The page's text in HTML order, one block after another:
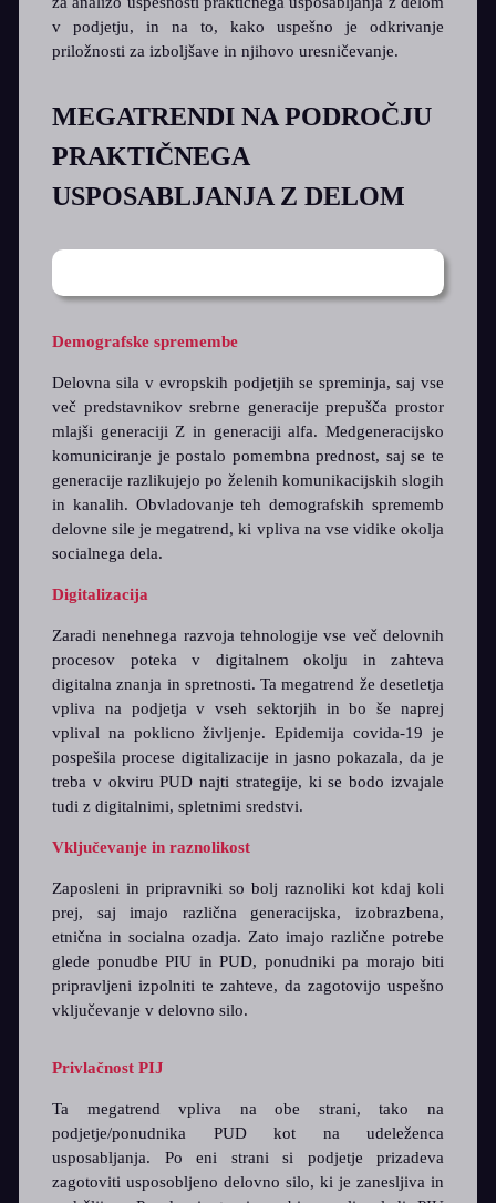
v podjetju, in na to, kako uspešno je odkrivanje
priložnosti za izboljšave in njihovo uresničevanje.
MEGATRENDI NA PODROČJU
PRAKTIČNEGA
USPOSABLJANJA Z DELOM
Demografske spremembe
Delovna sila v evropskih podjetjih se spreminja, saj vse
več predstavnikov srebrne generacije prepušča prostor
mlajši generaciji Z in generaciji alfa. Medgeneracijsko
komuniciranje je postalo pomembna prednost, saj se te
generacije razlikujejo po želenih komunikacijskih slogih
in kanalih. Obvladovanje teh demografskih sprememb
delovne sile je megatrend, ki vpliva na vse vidike okolja
socialnega dela.
Digitalizacija
Zaradi nenehnega razvoja tehnologije vse več delovnih
procesov poteka v digitalnem okolju in zahteva
digitalna znanja in spretnosti. Ta megatrend že desetletja
vpliva na podjetja v vseh sektorjih in bo še naprej
vplival na poklicno življenje. Epidemija covida-19 je
pospešila procese digitalizacije in jasno pokazala, da je
treba v okviru PUD najti strategije, ki se bodo izvajale
tudi z digitalnimi, spletnimi sredstvi.
Vključevanje in raznolikost
Zaposleni in pripravniki so bolj raznoliki kot kdaj koli
prej, saj imajo različna generacijska, izobrazbena,
etnična in socialna ozadja. Zato imajo različne potrebe
glede ponudbe PIU in PUD, ponudniki pa morajo biti
pripravljeni izpolniti te zahteve, da zagotovijo uspešno
vključevanje v delovno silo.
Privlačnost PIJ
Ta megatrend vpliva na obe strani, tako na
podjetje/ponudnika PUD kot na udeleženca
usposabljanja. Po eni strani si podjetje prizadeva
zagotoviti usposobljeno delovno silo, ki je zanesljiva in